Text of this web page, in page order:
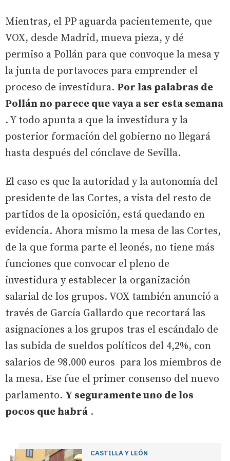
Mientras, el PP aguarda pacientemente, que
VOX, desde Madrid, mueva pieza, y dé
permiso a Pollán para que convoque la mesa y
la junta de portavoces para emprender el
proceso de investidura. Por las palabras de
Pollán no parece que vaya a ser esta semana
. Y todo apunta a que la investidura y la
posterior formación del gobierno no llegará
hasta después del cónclave de Sevilla.
El caso es que la autoridad y la autonomía del
presidente de las Cortes, a vista del resto de
partidos de la oposición, está quedando en
evidencia. Ahora mismo la mesa de las Cortes,
de la que forma parte el leonés, no tiene más
funciones que convocar el pleno de
investidura y establecer la organización
salarial de los grupos. VOX también anunció a
través de García Gallardo que recortará las
asignaciones a los grupos tras el escándalo de
las subida de sueldos políticos del 4,2%, con
salarios de 98.000 euros para los miembros de
la mesa. Ese fue el primer consenso del nuevo
parlamento. Y seguramente uno de los
pocos que habrá .
CASTILLA Y LEÓN